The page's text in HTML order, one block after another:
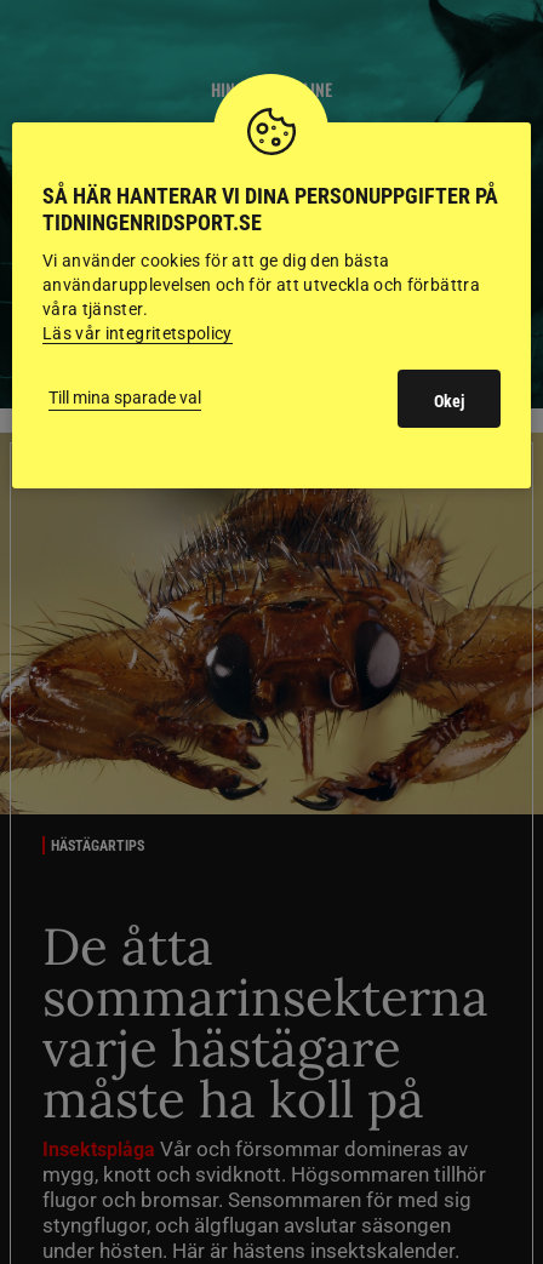
HINGSTAR ONLINE
GODKÄNDA HINGSTAR I
FLERA KATEGORIER MED
BILDER OCH FAKTA
VISA ALLA HINGSTAR
HÄSTÄGARTIPS
De åtta
sommarinsekterna
varje hästägare
måste ha koll på
Insektsplåga Vår och försommar domineras av
mygg, knott och svidknott. Högsommaren tillhör
flugor och bromsar. Sensommaren för med sig
styngflugor, och älgflugan avslutar säsongen
under hösten. Här är hästens insektskalender.
SÅ HÄR HANTERAR VI DINA PERSONUPPGIFTER PÅ
TIDNINGENRIDSPORT.SE
Vi använder cookies för att ge dig den bästa
användarupplevelsen och för att utveckla och förbättra
våra tjänster.
Läs vår integritetspolicy
Till mina sparade val Okej